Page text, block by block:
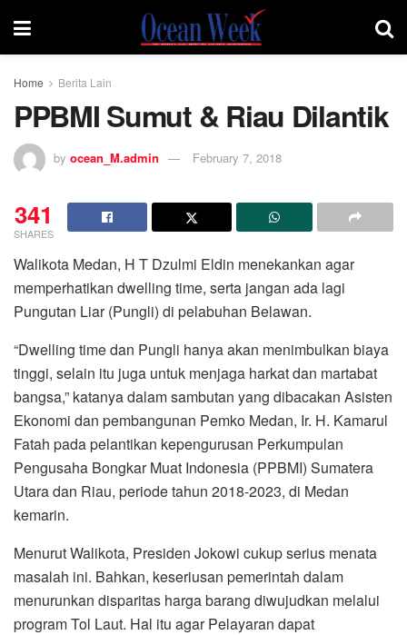
Home Berita Lain
PPBMI Sumut & Riau Dilantik
by ocean_M.admin February 7, 2018
341
SHARES
Walikota Medan, H T Dzulmi Eldin menekankan agar
memperhatikan dwelling time, serta jangan ada lagi
Pungutan Liar (Pungli) di pelabuhan Belawan.
“Dwelling time dan Pungli hanya akan menimbulkan biaya
tinggi, selain itu juga untuk menjaga harkat dan martabat
bangsa,” katanya dalam sambutan yang dibacakan Asisten
Ekonomi dan pembangunan Pemko Medan, Ir. H. Kamarul
Fatah pada pelantikan kepengurusan Perkumpulan
Pengusaha Bongkar Muat Indonesia (PPBMI) Sumatera
Utara dan Riau, periode tahun 2018-2023, di Medan
kemarin.
Menurut Walikota, Presiden Jokowi cukup serius menata
masalah ini. Bahkan, keseriusan pemerintah dalam
menurunkan disparitas harga barang diwujudkan melalui
program Tol Laut. Hal itu agar Pelayaran dapat